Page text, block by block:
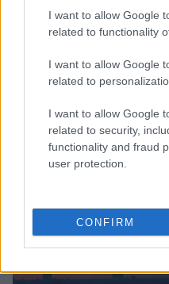
I want to allow Google
related to functionality
I want to allow Google
related to
I want to allow Google
related to security,
functionality and fraud
user protection.
CONFIRM
Continua a